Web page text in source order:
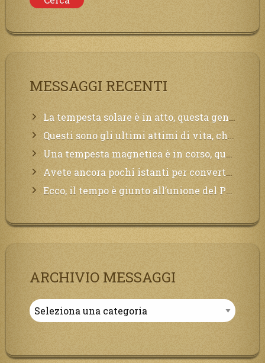
MESSAGGI RECENTI
La tempesta solare è in atto, questa generazione soffrirà molto, la Terra arderà, l’acqua sarà contaminata, il cibo non sarà più nelle vostre mense.
Questi sono gli ultimi attimi di vita, chi si vuole salvare Mi chiami in suo aiuto.
Una tempesta magnetica è in corso, questa generazione patirà. Il black out non tarderà ad arrivare e tutta la Terra sarà oscurata.
Avete ancora pochi istanti per convertirvi, non perdete tempo, la sciagura arriverà all’improvviso e per chi non si sarà preparato saranno dolori.
Ecco, il tempo è giunto all’unione del Padre con il figlio, non avete che da attendere pochissimo.
ARCHIVIO MESSAGGI
Archivio
Messaggi